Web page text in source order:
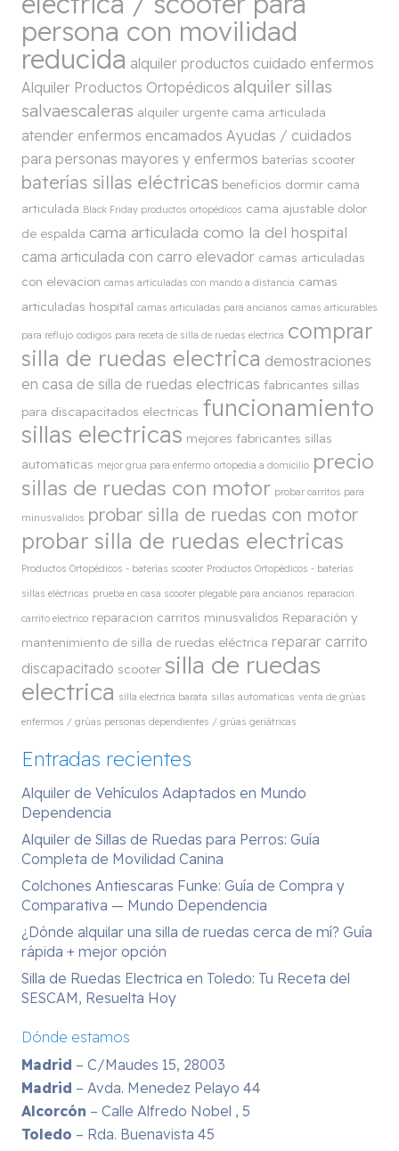
persona con movilidad
reducida alquiler productos cuidado enfermos
Alquiler Productos Ortopédicos alquiler sillas
salvaescaleras alquiler urgente cama articulada
atender enfermos encamados Ayudas / cuidados
para personas mayores y enfermos baterías scooter
baterías sillas eléctricas beneficios dormir cama
articulada Black Friday productos ortopédicos cama ajustable dolor
de espalda cama articulada como la del hospital
cama articulada con carro elevador camas articuladas
con elevacion camas articuladas con mando a distancia camas
articuladas hospital camas articuladas para ancianos camas articurables
para reflujo codigos para receta de silla de ruedas electrica comprar
silla de ruedas electrica demostraciones
en casa de silla de ruedas electricas fabricantes sillas
para discapacitados electricas funcionamiento
sillas electricas mejores fabricantes sillas
automaticas mejor grua para enfermo ortopedia a domicilio precio
sillas de ruedas con motor probar carritos para
minusvalidos probar silla de ruedas con motor
probar silla de ruedas electricas
Productos Ortopédicos - baterías scooter Productos Ortopédicos - baterías
sillas eléctricas prueba en casa scooter plegable para ancianos reparacion
carrito electrico reparacion carritos minusvalidos Reparación y
mantenimiento de silla de ruedas eléctrica reparar carrito
discapacitado scooter silla de ruedas
electrica silla electrica barata sillas automaticas venta de grúas
enfermos / grúas personas dependientes / grúas geriátricas
Entradas recientes
Alquiler de Vehículos Adaptados en Mundo
Dependencia
Alquiler de Sillas de Ruedas para Perros: Guía
Completa de Movilidad Canina
Colchones Antiescaras Funke: Guía de Compra y
Comparativa — Mundo Dependencia
¿Dónde alquilar una silla de ruedas cerca de mí? Guía
rápida + mejor opción
Silla de Ruedas Electrica en Toledo: Tu Receta del
SESCAM, Resuelta Hoy
Dónde estamos
Madrid – C/Maudes 15, 28003
Madrid – Avda. Menedez Pelayo 44
Alcorcón – Calle Alfredo Nobel , 5
Toledo – Rda. Buenavista 45